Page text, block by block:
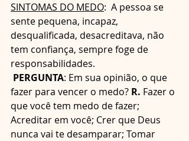
SINTOMAS DO MEDO:  A pessoa se
sente pequena, incapaz,
desqualificada, desacreditava, não
tem confiança, sempre foge de
responsabilidades.
PERGUNTA: Em sua opinião, o que
fazer para vencer o medo? R. Fazer o
que você tem medo de fazer;
Acreditar em você; Crer que Deus
nunca vai te desamparar; Tomar